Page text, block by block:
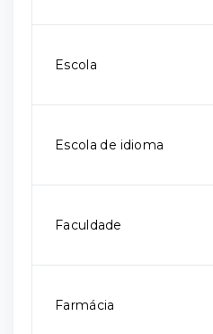
Escola
Escola de idioma
Faculdade
Farmácia